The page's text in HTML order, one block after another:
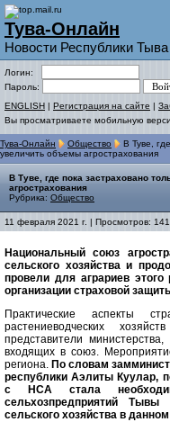
Тува-Онлайн
Новости Республики Тыва
Логин:
Пароль:
ENGLISH | Регистрация на сайте |
Вы просматриваете мобильную
Тува-Онлайн Общество
В Туве,
увеличить объемы агрострахования
В Туве, где пока застраховано
агрострахования
Рубрика: Общество
11 февраля 2021 г. | Просмотров:
Национальный союз
сельского хозяйства и
провели для аграриев
организации страховой
Практические аспекты
растениеводческих
представители
входящих в союз.
региона. По словам
республики Аэлиты Куулар,
с НСА стала
сельхозпредприятий
сельского хозяйства в